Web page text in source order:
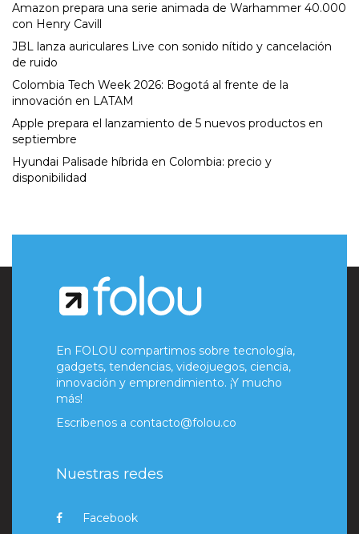
Amazon prepara una serie animada de Warhammer 40.000
con Henry Cavill
JBL lanza auriculares Live con sonido nítido y cancelación
de ruido
Colombia Tech Week 2026: Bogotá al frente de la
innovación en LATAM
Apple prepara el lanzamiento de 5 nuevos productos en
septiembre
Hyundai Palisade híbrida en Colombia: precio y
disponibilidad
En FOLOU compartimos sobre tecnología,
gadgets, tendencias, videojuegos, ciencia,
innovación y emprendimiento. ¡Y mucho
más!
Escríbenos a contacto@folou.co
Nuestras redes
Facebook